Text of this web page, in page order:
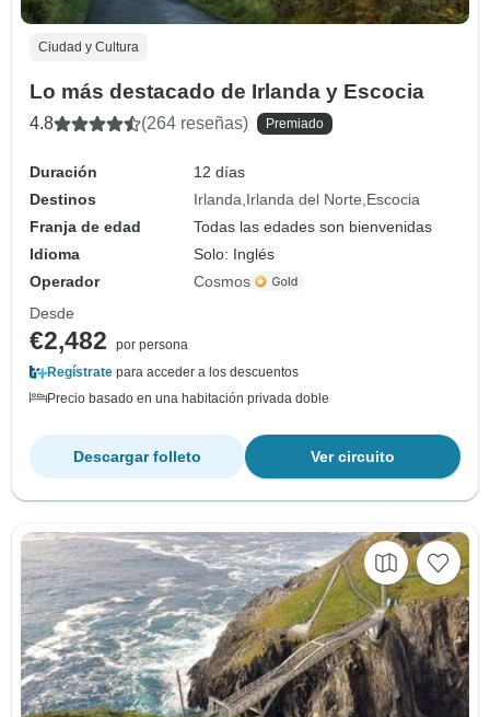
Ciudad y Cultura
Lo más destacado de Irlanda y Escocia
4.8 (264 reseñas) Premiado
Duración
12 días
Destinos
Irlanda Irlanda del Norte Escocia
Franja de edad
Todas las edades son bienvenidas
Idioma
Solo: Inglés
Operador
Cosmos
Desde
€2,482
por persona
Regístrate para acceder a los descuentos
Precio basado en una habitación privada doble
Ver circuito
Descargar folleto